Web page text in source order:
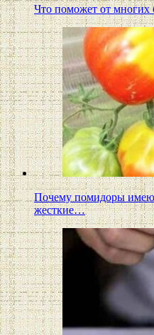
Что поможет от многих
Почему помидоры
жесткие…